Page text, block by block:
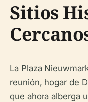
Sitios
La Plaza
reunión, hogar de
que ahora alberga